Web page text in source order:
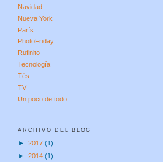
Navidad
Nueva York
París
PhotoFriday
Rufinito
Tecnología
Tés
TV
Un poco de todo
ARCHIVO DEL BLOG
► 2017 (1)
► 2014 (1)